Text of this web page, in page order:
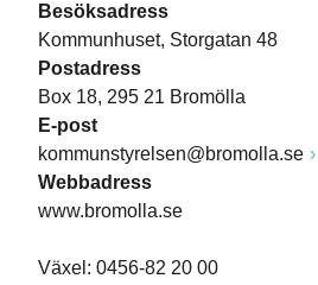
Besöksadress
Kommunhuset, Storgatan 48
Postadress
Box 18, 295 21 Bromölla
E-post
kommunstyrelsen@bromolla.se
Webbadress
www.bromolla.se
Växel: 0456-82 20 00